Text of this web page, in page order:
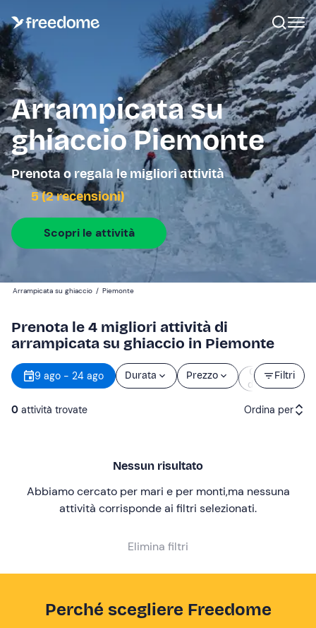
Arrampicata su
ghiaccio Piemonte
Prenota o regala le migliori attività
5 (2 recensioni)
Scopri le attività
Arrampicata su ghiaccio / Piemonte
Prenota le 4 migliori attività di
arrampicata su ghiaccio in Piemonte
Filtri
9 ago - 24 ago Durata Prezzo
Orario
d’inizio
0 attività trovate Ordina per
Prezzo (decrescente)
Nessun risultato
Abbiamo cercato per mari e per monti,ma nessuna
attività corrisponde ai filtri selezionati.
Elimina filtri
Perché scegliere Freedome